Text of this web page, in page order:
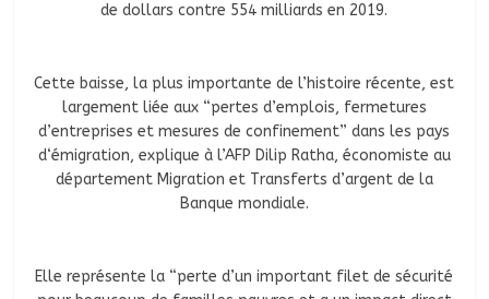
de dollars contre 554 milliards en 2019.
Cette baisse, la plus importante de l’histoire récente, est
largement liée aux “pertes d’emplois, fermetures
d’entreprises et mesures de confinement” dans les pays
d‘émigration, explique à l’AFP Dilip Ratha, économiste au
département Migration et Transferts d’argent de la
Banque mondiale.
Elle représente la “perte d’un important filet de sécurité